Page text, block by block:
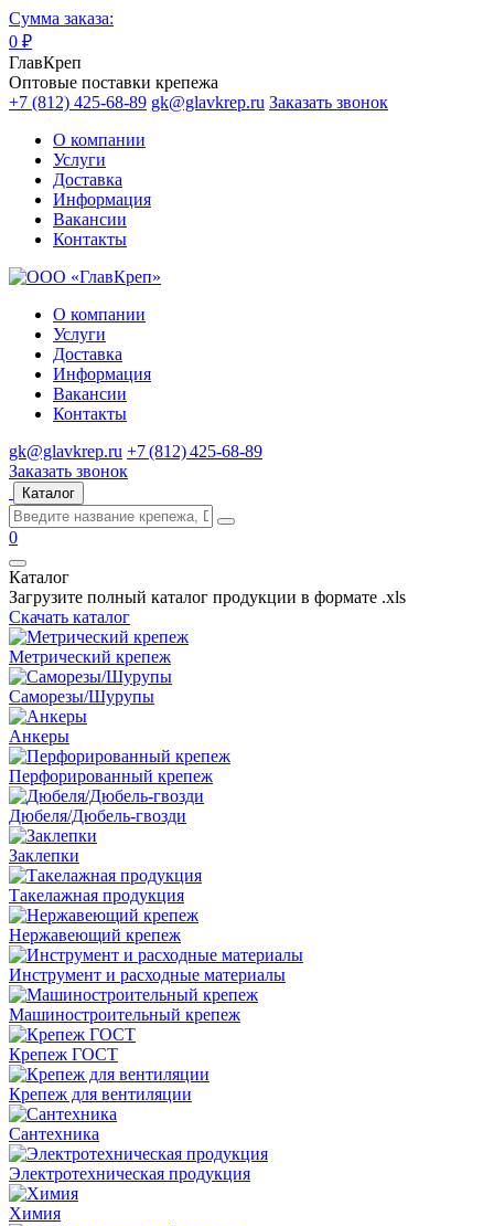
Сумма заказа:
0 ₽
ГлавКреп
Оптовые поставки крепежа
+7 (812) 425-68-89 gk@glavkrep.ru Заказать звонок
О компании
Услуги
Доставка
Информация
Вакансии
Контакты
О компании
Услуги
Доставка
Информация
Вакансии
Контакты
gk@glavkrep.ru +7 (812) 425-68-89
Заказать звонок
Каталог
0
Каталог
Загрузите полный каталог продукции в формате .xls
Скачать каталог
Метрический крепеж
Саморезы/Шурупы
Анкеры
Перфорированный крепеж
Дюбеля/Дюбель-гвозди
Заклепки
Такелажная продукция
Нержавеющий крепеж
Инструмент и расходные материалы
Машиностроительный крепеж
Крепеж ГОСТ
Крепеж для вентиляции
Сантехника
Электротехническая продукция
Химия